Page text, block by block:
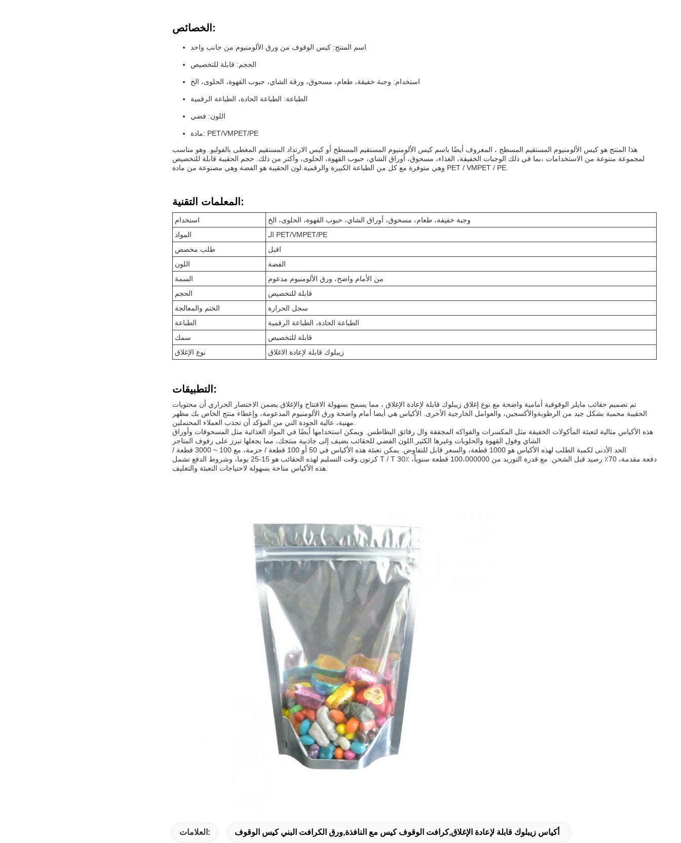
الخصائص:
اسم المنتج: كيس الوقوف من ورق الألومنيوم من جانب واحد
الحجم: قابلة للتخصيص
استخدام: وجبة خفيفة، طعام، مسحوق، ورقة الشاي، حبوب القهوة، الحلوى، الخ
الطباعة: الطباعة الحادة، الطباعة الرقمية
اللون: فضي
مادة: PET/VMPET/PE
هذا المنتج هو كيس الألومنيوم المستقيم المسطح ، المعروف أيضًا باسم كيس الألومنيوم المستقيم المسطح أو كيس الارتداد المستقيم المغطى بالفوليو. وهو مناسب
لمجموعة متنوعة من الاستخدامات ،بما في ذلك الوجبات الخفيفة، الغذاء، مسحوق، أوراق الشاي، حبوب القهوة، الحلوى، وأكثر من ذلك. حجم الحقيبة قابلة للتخصيص
وهي متوفرة مع كل من الطباعة الكبيرة والرقمية.لون الحقيبة هو الفضة وهي مصنوعة من مادة PET / VMPET / PE.
المعلمات التقنية:
استخدام
وجبة خفيفة، طعام، مسحوق، أوراق الشاي، حبوب القهوة، الحلوى، الخ
المواد
الـ PET/VMPET/PE
طلب مخصص
اقبل
اللون
الفضة
السمة
من الأمام واضح، ورق الألومنيوم مدعوم
الحجم
قابلة للتخصيص
الختم والمعالجة
سجل الحرارة
الطباعة
الطباعة الحادة، الطباعة الرقمية
سمك
قابلة للتخصيص
نوع الإغلاق
زيبلوك قابلة لإعادة الاغلاق
التطبيقات:
تم تصميم حقائب مايلر الوقوفية أمامية واضحة مع نوع إغلاق زيبلوك قابلة لإعادة الإغلاق ، مما يسمح بسهولة الافتتاح والإغلاق.يضمن الاختصار الحراري أن محتويات
الحقيبة محمية بشكل جيد من الرطوبةوالأكسجين، والعوامل الخارجية الأخرى. الأكياس هي أيضا أمام واضحة ورق الألومنيوم المدعومة، وإعطاء منتج الخاص بك مظهر
هذه الأكياس مثالية لتعبئة المأكولات الخفيفة مثل المكسرات والفواكه المجففة وال رقائق البطاطس. ويمكن استخدامها أيضًا في المواد الغذائية مثل المسحوقات وأوراق
الشاي وفول القهوة والحلويات وغيرها الكثير.اللون الفضي للحقائب يضيف إلى جاذبية منتجك، مما يجعلها تبرز على رفوف المتاجر
الحد الأدنى لكمية الطلب لهذه الأكياس هو 1000 قطعة، والسعر قابل للتفاوض. يمكن تعبئة هذه الأكياس في 50 أو 100 قطعة / حزمة، مع 100 ~ 3000 قطعة /
كرتون.وقت التسليم لهذه الحقائب هو 15-25 يوما، وشروط الدفع تشمل T / T 30٪ دفعة مقدمة، 70٪ رصيد قبل الشحن. مع قدرة التوريد من 100،000000 قطعة سنوياً،
العلامات: أكياس زيبلوك قابلة لإعادة الإغلاق,كرافت الوقوف كيس مع النافذة,ورق الكرافت البني كيس الوقوف